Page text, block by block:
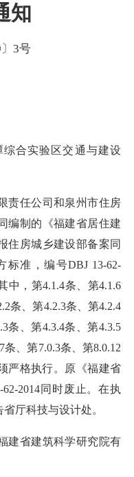
知
3号
合实验区交通与建设
任公司和泉州市住房
编制的《福建省居住建
住房城乡建设部备案同
准，编号DBJ 13-62-
中，第4.1.4条、第4.1.6
条、第4.2.3条、第4.2.4
条、第4.3.4条、第4.3.5
、第7.0.3条、第8.0.12
严格执行。原《福建省
2014同时废止。在执
厅科技与设计处。
省建筑科学研究院有